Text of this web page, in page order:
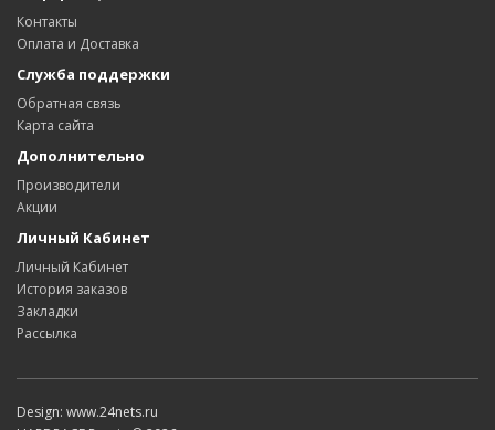
Контакты
Оплата и Доставка
Служба поддержки
Обратная связь
Карта сайта
Дополнительно
Производители
Акции
Личный Кабинет
Личный Кабинет
История заказов
Закладки
Рассылка
Design: www.24nets.ru